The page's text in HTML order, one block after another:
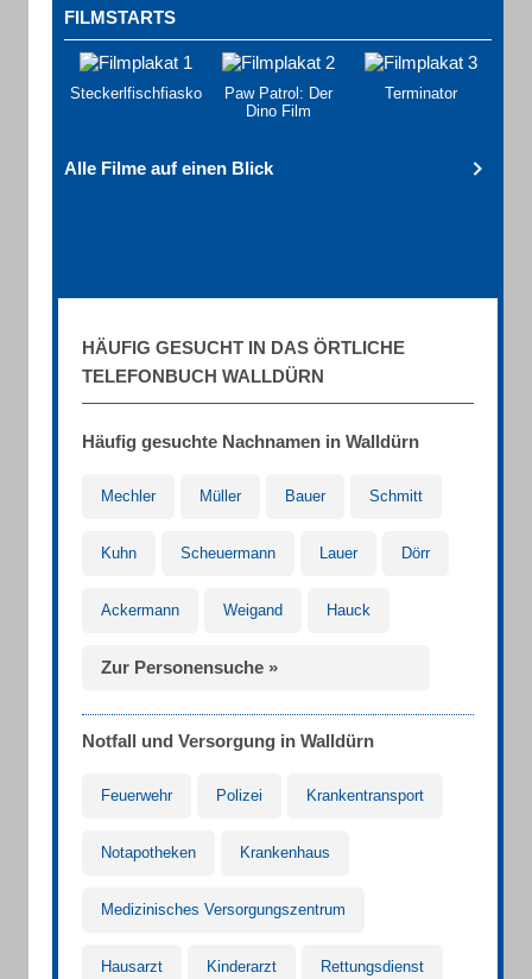
FILMSTARTS
Steckerlfischfiasko
Paw Patrol: Der
Dino Film
Terminator
Alle Filme auf einen Blick
HÄUFIG GESUCHT IN DAS ÖRTLICHE
TELEFONBUCH WALLDÜRN
Häufig gesuchte Nachnamen in Walldürn
Mechler Müller Bauer Schmitt
Kuhn Scheuermann Lauer Dörr
Ackermann Weigand Hauck
Zur Personensuche »
Notfall und Versorgung in Walldürn
Feuerwehr Polizei Krankentransport
Notapotheken Krankenhaus
Medizinisches Versorgungszentrum
Hausarzt Kinderarzt Rettungsdienst